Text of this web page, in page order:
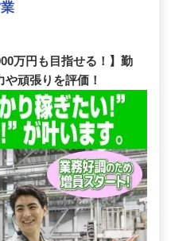
万円も目指せる！】勤
頑張りを評価！